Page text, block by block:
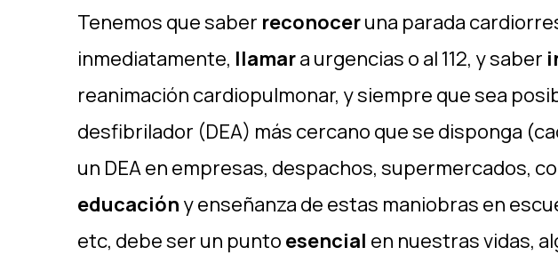
Tenemos que saber reconoceruna parada
inmediatamente, llamara urgencias o al 112, y saber
reanimación cardiopulmonar, y siempre que sea
desfibrilador (DEA) más cercano que se disponga
un DEA en empresas, despachos, supermercados,
educación y enseñanza de estas maniobras en
etc, debe ser un punto esencial en nuestras vidas,